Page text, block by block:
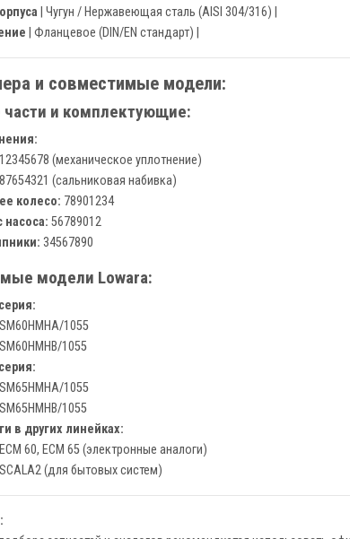
| Чугун / Нержавеющая сталь (AISI 304/316) |
| Фланцевое (DIN/EN стандарт) |
и совместимые модели:
и комплектующие:
12345678 (механическое уплотнение)
87654321 (сальниковая набивка)
колесо: 78901234
насоса: 56789012
34567890
модели Lowara:
SM60HMHA/1055
SM60HMHB/1055
SM65HMHA/1055
SM65HMHB/1055
в других линейках:
ECM 60, ECM 65 (электронные аналоги)
SCALA2 (для бытовых систем)